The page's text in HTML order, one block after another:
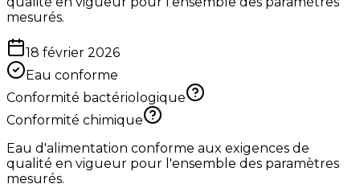
mesurés.
18 février 2026
Eau conforme
Conformité bactériologique
Conformité chimique
Eau d'alimentation conforme aux exigences de
qualité en vigueur pour l'ensemble des paramètres
mesurés.